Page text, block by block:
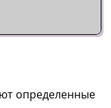
определенные